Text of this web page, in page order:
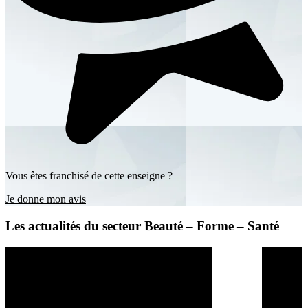
Vous êtes franchisé de cette enseigne ?
Je donne mon avis
Les actualités du secteur Beauté – Forme – Santé